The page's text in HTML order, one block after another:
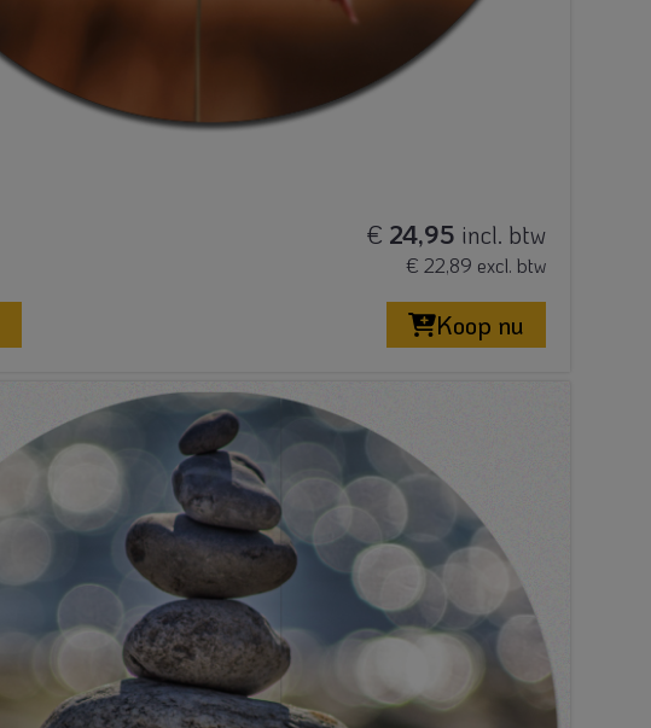
€ 24,95 incl. btw
€ 22,89 excl. btw
Koop nu